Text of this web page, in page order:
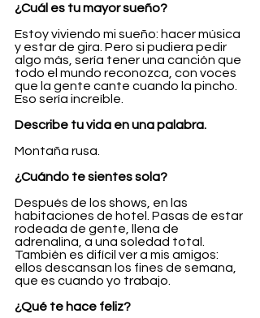
¿Cuál es tu mayor sueño?
Estoy viviendo mi sueño: hacer música
y estar de gira. Pero si pudiera pedir
algo más, sería tener una canción que
todo el mundo reconozca, con voces
que la gente cante cuando la pincho.
Eso sería increíble.
Describe tu vida en una palabra.
Montaña rusa.
¿Cuándo te sientes sola?
Después de los shows, en las
habitaciones de hotel. Pasas de estar
rodeada de gente, llena de
adrenalina, a una soledad total.
También es difícil ver a mis amigos:
ellos descansan los fines de semana,
que es cuando yo trabajo.
¿Qué te hace feliz?